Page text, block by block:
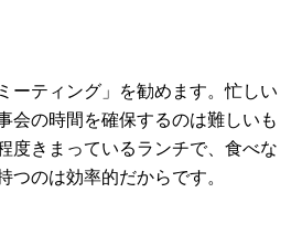
ーティング」を勧めます。忙しい
会の時間を確保するのは難しいも
度きまっているランチで、食べな
つのは効率的だからです。